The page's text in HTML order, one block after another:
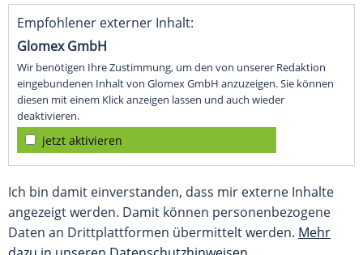
Empfohlener externer Inhalt:
Glomex GmbH
Wir benötigen Ihre Zustimmung, um den von unserer Redaktion
eingebundenen Inhalt von Glomex GmbH anzuzeigen. Sie können
diesen mit einem Klick anzeigen lassen und auch wieder
deaktivieren.
jetzt aktivieren
Ich bin damit einverstanden, dass mir externe Inhalte
angezeigt werden. Damit können personenbezogene
Daten an Drittplattformen übermittelt werden. Mehr